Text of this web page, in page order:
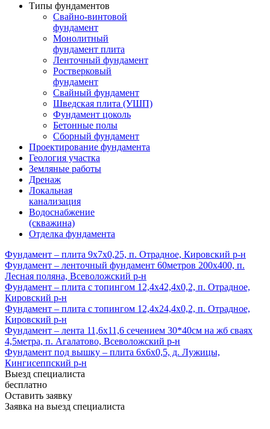
Типы фундаментов
Свайно-винтовой
фундамент
Монолитный
фундамент плита
Ленточный фундамент
Ростверковый
фундамент
Свайный фундамент
Шведская плита (УШП)
Фундамент цоколь
Бетонные полы
Сборный фундамент
Проектирование фундамента
Геология участка
Земляные работы
Дренаж
Локальная
канализация
Водоснабжение
(скважина)
Отделка фундамента
Фундамент – плита 9х7х0,25, п. Отрадное, Кировский р-н
Фундамент – ленточный фундамент 60метров 200х400, п.
Лесная поляна, Всеволожский р-н
Фундамент – плита с топингом 12,4х42,4х0,2, п. Отрадное,
Кировский р-н
Фундамент – плита с топингом 12,4х24,4х0,2, п. Отрадное,
Кировский р-н
Фундамент – лента 11,6х11,6 сечением 30*40см на жб сваях
4,5метра, п. Агалатово, Всеволожский р-н
Фундамент под вышку – плита 6х6х0,5, д. Лужицы,
Кингисеппский р-н
Выезд специалиста
бесплатно
Оставить заявку
Заявка на выезд специалиста